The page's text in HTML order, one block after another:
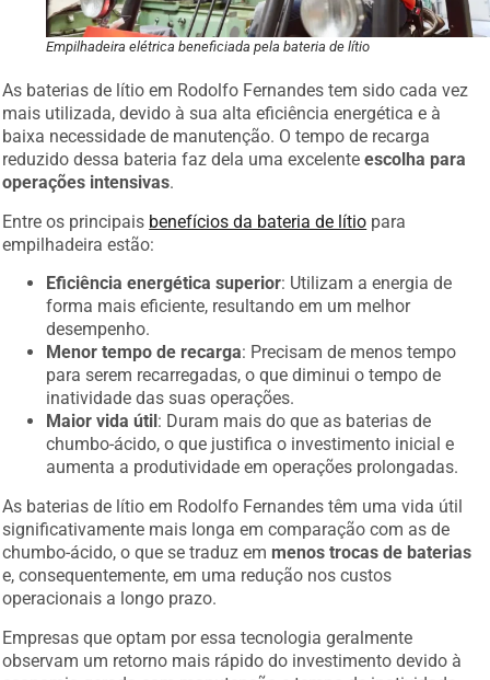
Empilhadeira elétrica beneficiada pela bateria de lítio
As baterias de lítio em Rodolfo Fernandes tem sido cada vez
mais utilizada, devido à sua alta eficiência energética e à
baixa necessidade de manutenção. O tempo de recarga
reduzido dessa bateria faz dela uma excelenteescolha para
operações intensivas.
Entre os principais benefícios da bateria de lítio para
empilhadeira estão:
Eficiência energética superior: Utilizam a energia de
forma mais eficiente, resultando em um melhor
desempenho.
Menor tempo de recarga: Precisam de menos tempo
para serem recarregadas, o que diminui o tempo de
inatividade das suas operações.
Maior vida útil : Duram mais do que as baterias de
chumbo-ácido, o que justifica o investimento inicial e
aumenta a produtividade em operações prolongadas.
As baterias de lítio em Rodolfo Fernandes têm uma vida útil
significativamente mais longa em comparação com as de
chumbo-ácido, o que se traduz em menos trocas de baterias
e, consequentemente, em uma redução nos custos
operacionais a longo prazo.
Empresas que optam por essa tecnologia geralmente
observam um retorno mais rápido do investimento devido à